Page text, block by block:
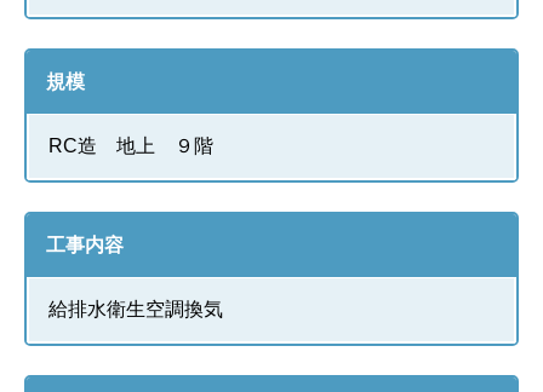
規模
RC造 地上 ９階
工事内容
給排水衛生空調換気